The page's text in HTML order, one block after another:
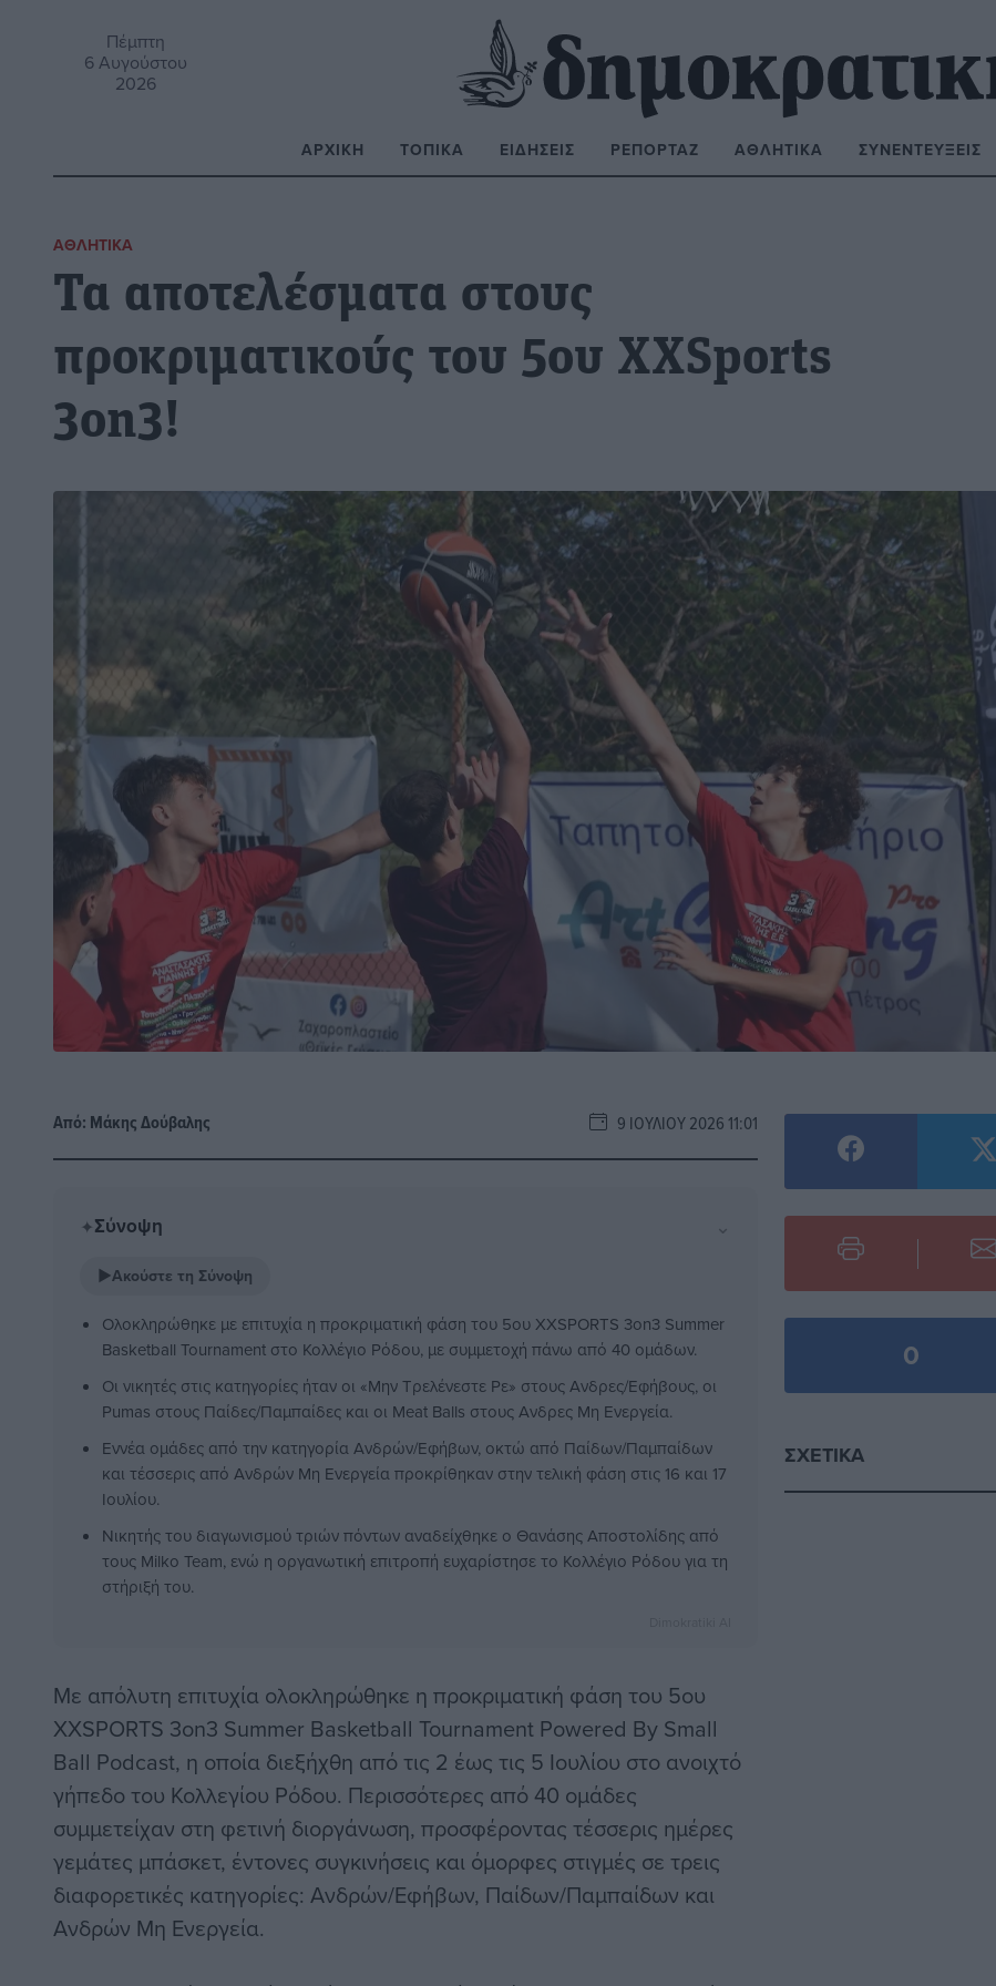
Πέμπτη
6 Αυγούστου
2026
ΑΡΧΙΚΉ ΤΟΠΙΚΆ ΕΙΔΉΣΕΙΣ ΡΕΠΟΡΤΆΖ ΑΘΛΗΤΙΚΆ ΣΥΝΕΝΤΕΎΞΕΙΣ
ΑΘΛΗΤΙΚΆ
Τα αποτελέσματα στους
προκριματικούς του 5ου XXSports
3on3!
Από: Μάκης Δούβαλης 9 ΙΟΥΛΊΟΥ 2026 11:01
✦Σύνοψη ⌄
▶Ακούστε τη Σύνοψη
Ολοκληρώθηκε με επιτυχία η προκριματική φάση του 5ου XXSPORTS 3on3 Summer
Basketball Tournament στο Κολλέγιο Ρόδου, με συμμετοχή πάνω από 40 ομάδων.
Οι νικητές στις κατηγορίες ήταν οι «Μην Τρελένεστε Ρε» στους Ανδρες/Εφήβους, οι
Pumas στους Παίδες/Παμπαίδες και οι Meat Balls στους Ανδρες Μη Ενεργεία.
Εννέα ομάδες από την κατηγορία Ανδρών/Εφήβων, οκτώ από Παίδων/Παμπαίδων
και τέσσερις από Ανδρών Μη Ενεργεία προκρίθηκαν στην τελική φάση στις 16 και 17
Ιουλίου.
Νικητής του διαγωνισμού τριών πόντων αναδείχθηκε ο Θανάσης Αποστολίδης από
τους Milko Team, ενώ η οργανωτική επιτροπή ευχαρίστησε το Κολλέγιο Ρόδου για τη
στήριξή του.
Με απόλυτη επιτυχία ολοκληρώθηκε η προκριματική φάση του 5ου
XXSPORTS 3on3 Summer Basketball Tournament Powered By Small
Ball Podcast, η οποία διεξήχθη από τις 2 έως τις 5 Ιουλίου στο ανοιχτό
γήπεδο του Κολλεγίου Ρόδου. Περισσότερες από 40 ομάδες
συμμετείχαν στη φετινή διοργάνωση, προσφέροντας τέσσερις ημέρες
γεμάτες μπάσκετ, έντονες συγκινήσεις και όμορφες στιγμές σε τρεις
διαφορετικές κατηγορίες: Ανδρών/Εφήβων, Παίδων/Παμπαίδων και
Ανδρών Μη Ενεργεία.
0
ΣΧΕΤΙΚΆ